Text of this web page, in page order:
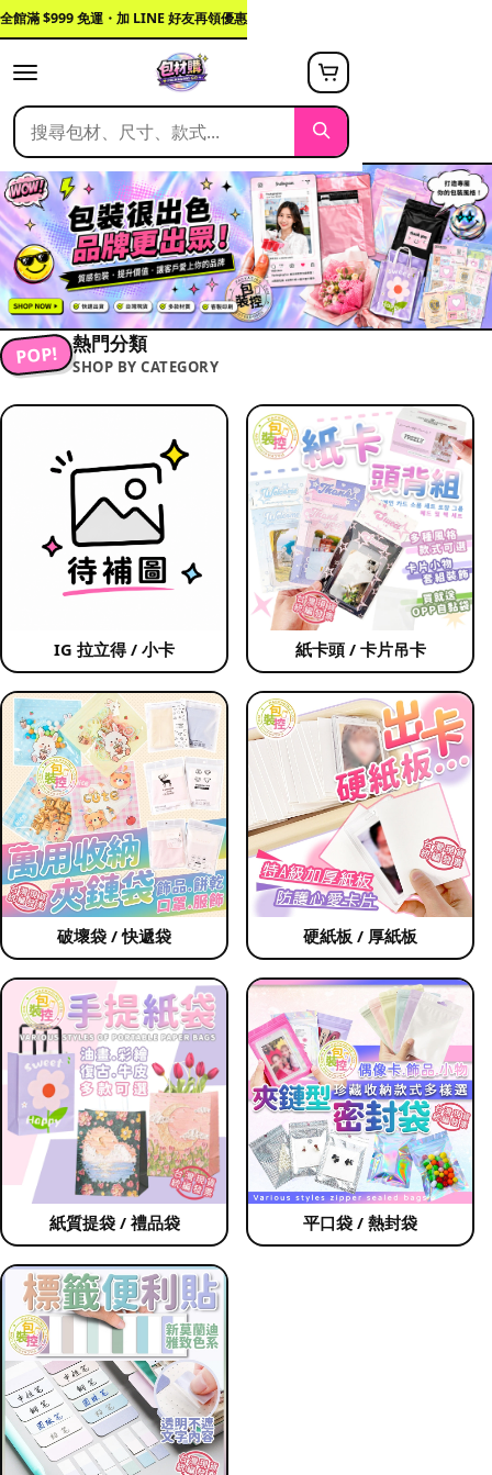
全館滿 $999 免運・加 LINE 好友再領優惠
POP! 熱門分類
SHOP BY CATEGORY
IG 拉立得 / 小卡 紙卡頭 / 卡片吊卡
破壞袋 / 快遞袋 硬紙板 / 厚紙板
紙質提袋 / 禮品袋 平口袋 / 熱封袋